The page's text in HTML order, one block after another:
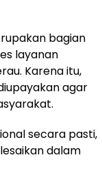
bagian
layanan
Karena itu,
agar
secara pasti,
dalam